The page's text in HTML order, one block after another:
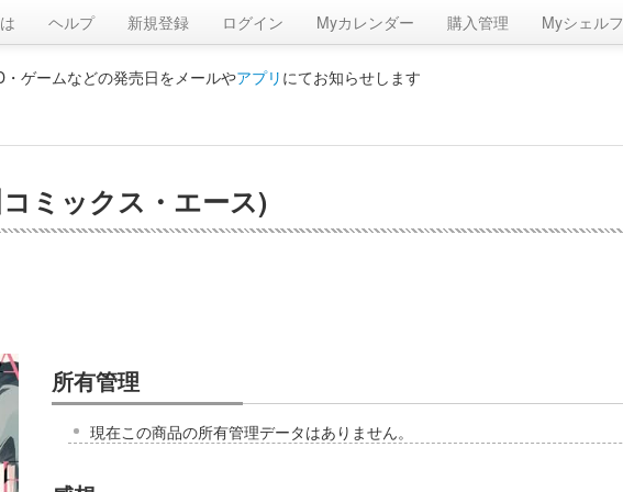
ヘルプ 新規登録 ログイン Myカレンダー 購入管理 Myシェルフ
ゲームなどの発売日をメールやアプリ にてお知らせします
ミックス・エース)
所有管理
現在この商品の所有管理データはありません。